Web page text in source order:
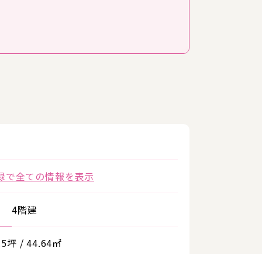
で全ての情報を表示
4階建
坪 / 44.64㎡